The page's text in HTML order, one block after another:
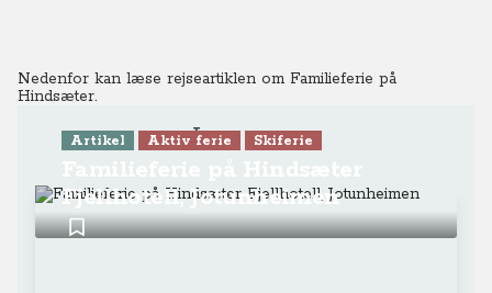
Nedenfor kan læse rejseartiklen om Familieferie på
Hindsæter.
Læs mere
Artikel Aktiv ferie Skiferie
Fjellhotell, Jotunheimen